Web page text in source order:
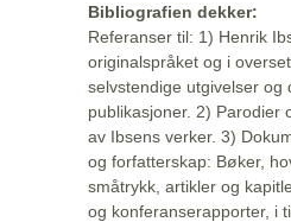
Bibliografien dekker:
Referanser til: 1) Henrik
originalspråket og i
selvstendige utgivelser og
publikasjoner. 2) Parodier
av Ibsens verker. 3)
og forfatterskap: Bøker,
småtrykk, artikler og
og konferanserapporter, i